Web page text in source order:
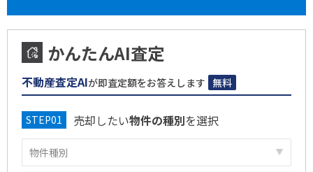
かんたんAI査定
不動産査定AIが即査定額をお答えします 無料
売却したい物件の種別を選択